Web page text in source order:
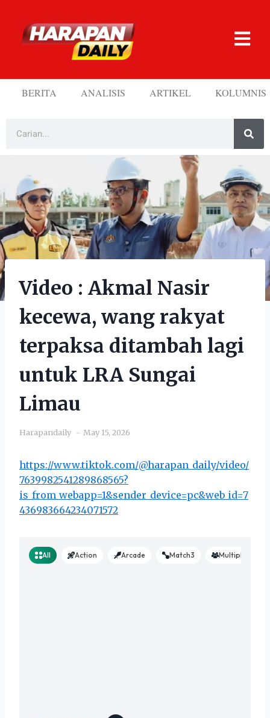
BERITA ANALISIS ARTIKEL KOLUMNIS
Video : Akmal Nasir
kecewa, wang rakyat
terpaksa ditambah lagi
untuk LRA Sungai
Limau
Harapandaily May 15, 2026
https://www.tiktok.com/@harapan_daily/video/
7639982541289868565?
is_from_webapp=1&sender_device=pc&web_id=7
436983664234071572